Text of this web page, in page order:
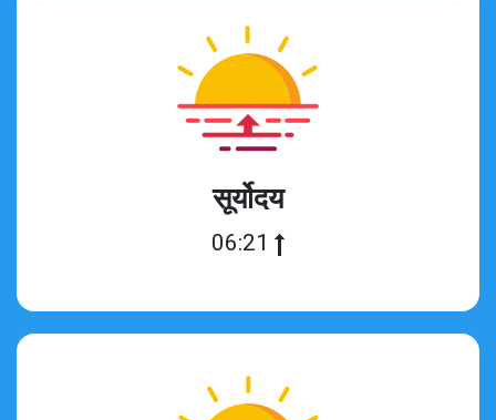
सूर्योदय
06:21